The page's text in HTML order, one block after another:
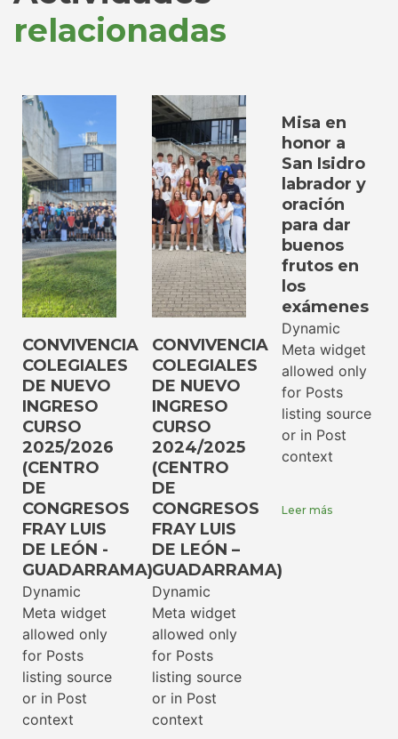
relacionadas
CONVIVENCIA
COLEGIALES
DE NUEVO
INGRESO
CURSO
2025/2026
(CENTRO
DE
CONGRESOS
FRAY LUIS
DE LEÓN -
GUADARRAMA)
Dynamic
Meta widget
allowed only
for Posts
listing source
or in Post
context
CONVIVENCIA
COLEGIALES
DE NUEVO
INGRESO
CURSO
2024/2025
(CENTRO
DE
CONGRESOS
FRAY LUIS
DE LEÓN –
GUADARRAMA)
Dynamic
Meta widget
allowed only
for Posts
listing source
or in Post
context
Misa en
honor a
San Isidro
labrador y
oración
para dar
buenos
frutos en
los
exámenes
Dynamic
Meta widget
allowed only
for Posts
listing source
or in Post
context
Leer más